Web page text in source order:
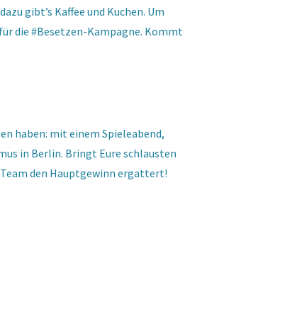
gibt’s Kaffee und Kuchen. Um
die #Besetzen-Kampagne. Kommt
haben: mit einem Spieleabend,
in Berlin. Bringt Eure schlausten
den Hauptgewinn ergattert!